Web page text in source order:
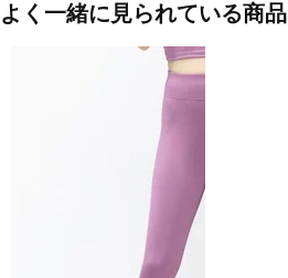
に。
■カラー(メーカー表記)：
ネイビー(TKN：TwinkleNavy)
グレッシュピンク(CMR：CamelRose)
ライトグレー(SVK：SilverKhaki)
■素材：ナイロン 83％ ポリウレタン 17％
よく一緒に見られている商品